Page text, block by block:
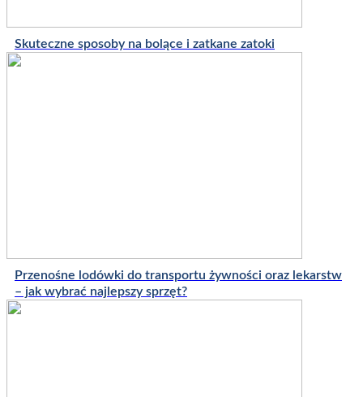
Skuteczne sposoby na bolące i zatkane zatoki
Przenośne lodówki do transportu żywności oraz lekarstw
– jak wybrać najlepszy sprzęt?